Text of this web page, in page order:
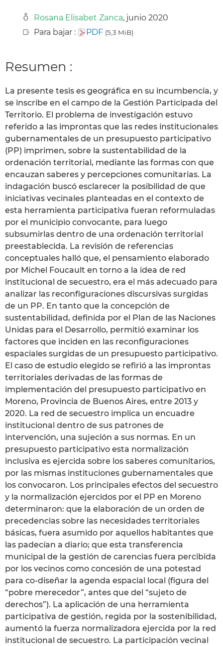
Rosana Elisabet Zanca, junio 2020
Para bajar :
PDF (5,3 MiB)
Resumen :
La presente tesis es geográfica en su incumbencia, y
se inscribe en el campo de la Gestión Participada del
Territorio. El problema de investigación estuvo
referido a las improntas que las redes institucionales
gubernamentales de un presupuesto participativo
(PP) imprimen, sobre la sustentabilidad de la
ordenación territorial, mediante las formas con que
encauzan saberes y percepciones comunitarias. La
indagación buscó esclarecer la posibilidad de que
iniciativas vecinales planteadas en el contexto de
esta herramienta participativa fueran reformuladas
por el municipio convocante, para luego
subsumirlas dentro de una ordenación territorial
preestablecida. La revisión de referencias
conceptuales halló que, el pensamiento elaborado
por Michel Foucault en torno a la idea de red
institucional de secuestro, era el más adecuado para
analizar las reconfiguraciones discursivas surgidas
de un PP. En tanto que la concepción de
sustentabilidad, definida por el Plan de las Naciones
Unidas para el Desarrollo, permitió examinar los
factores que inciden en las reconfiguraciones
espaciales surgidas de un presupuesto participativo.
El caso de estudio elegido se refirió a las improntas
territoriales derivadas de las formas de
implementación del presupuesto participativo en
Moreno, Provincia de Buenos Aires, entre 2013 y
2020. La red de secuestro implica un encuadre
institucional dentro de sus patrones de
intervención, una sujeción a sus normas. En un
presupuesto participativo esta normalización
inclusiva es ejercida sobre los saberes comunitarios,
por las mismas instituciones gubernamentales que
los convocaron. Los principales efectos del secuestro
y la normalización ejercidos por el PP en Moreno
determinaron: que la elaboración de un orden de
precedencias sobre las necesidades territoriales
básicas, fuera asumido por aquellos habitantes que
las padecían a diario; que esta transferencia
municipal de la gestión de carencias fuera percibida
por los vecinos como concesión de una potestad
para co-diseñar la agenda espacial local (figura del
“pobre merecedor”, antes que del “sujeto de
derechos”). La aplicación de una herramienta
participativa de gestión, regida por la sostenibilidad,
aumentó la fuerza normalizadora ejercida por la red
institucional de secuestro. La participación vecinal